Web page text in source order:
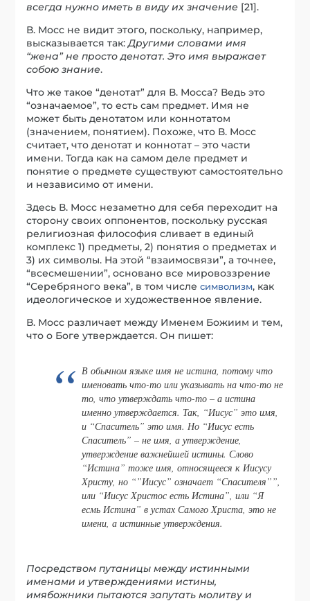
всегда нужно иметь в виду их значение [21].
В. Мосс не видит этого, поскольку, например,
высказывается так:Другими словами имя
“жена” не просто денотат. Это имя выражает
собою знание.
Что же такое “денотат” для В. Мосса? Ведь это
“означаемое”, то есть сам предмет. Имя не
может быть денотатом или коннотатом
(значением, понятием). Похоже, что В. Мосс
считает, что денотат и коннотат – это части
имени. Тогда как на самом деле предмет и
понятие о предмете существуют самостоятельно
и независимо от имени.
Здесь В. Мосс незаметно для себя переходит на
сторону своих оппонентов, поскольку русская
религиозная философия сливает в единый
комплекс 1) предметы, 2) понятия о предметах и
3) их символы. На этой “взаимосвязи”, а точнее,
“всесмешении”, основано все мировоззрение
“Серебряного века”, в том числесимволизм, как
идеологическое и художественное явление.
В. Мосс различает между Именем Божиим и тем,
что о Боге утверждается. Он пишет:
В обычном языке имя не истина, потому что
именовать что-то или указывать на что-то не
то, что утверждать что-то – а истина
именно утверждается. Так, “Иисус” это имя,
и “Спаситель” это имя. Но “Иисус есть
Спаситель” – не имя, а утверждение,
утверждение важнейшей истины. Слово
“Истина” тоже имя, относящееся к Иисусу
Христу, но “”Иисус” означает “Спасителя””,
или “Иисус Христос есть Истина”, или “Я
есмь Истина” в устах Самого Христа, это не
имени, а истинные утверждения.
Посредством путаницы между истинными
именами и утверждениями истины,
имябожники пытаются запутать молитву и